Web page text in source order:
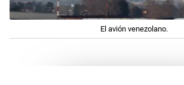
El avión venezolano.